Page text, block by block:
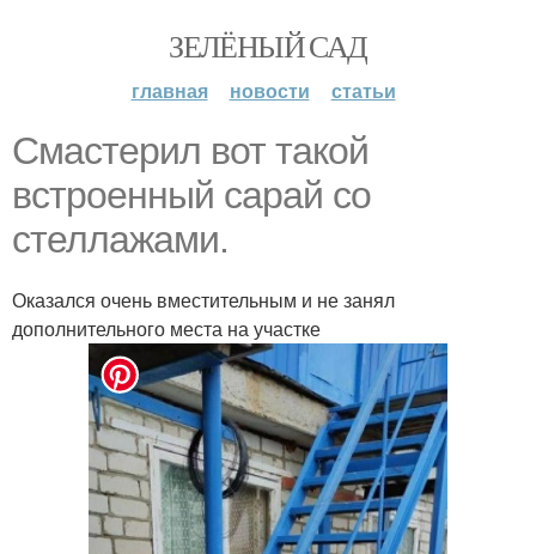
ЗЕЛЁНЫЙ САД
главная новости статьи
Смастерил вот такой
встроенный сарай со
стеллажами.
Оказался очень вместительным и не занял
дополнительного места на участке